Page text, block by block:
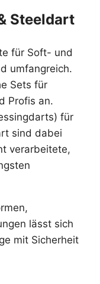
Steeldart
für Soft- und
umfangreich.
Sets für
Profis an.
für
sind dabei
verarbeitete,
lässt sich
mit Sicherheit